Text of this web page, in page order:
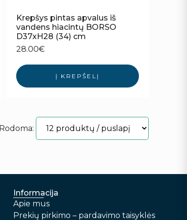
Krepšys pintas apvalus iš
vandens hiacintų BORSO
D37xH28 (34) cm
28.00€
Į KREPŠELĮ
Rodoma:
Informacija
Apie mus
Prekių pirkimo – pardavimo taisyklės